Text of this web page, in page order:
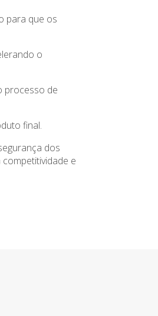
para que os
o
processo de
final.
dos
e